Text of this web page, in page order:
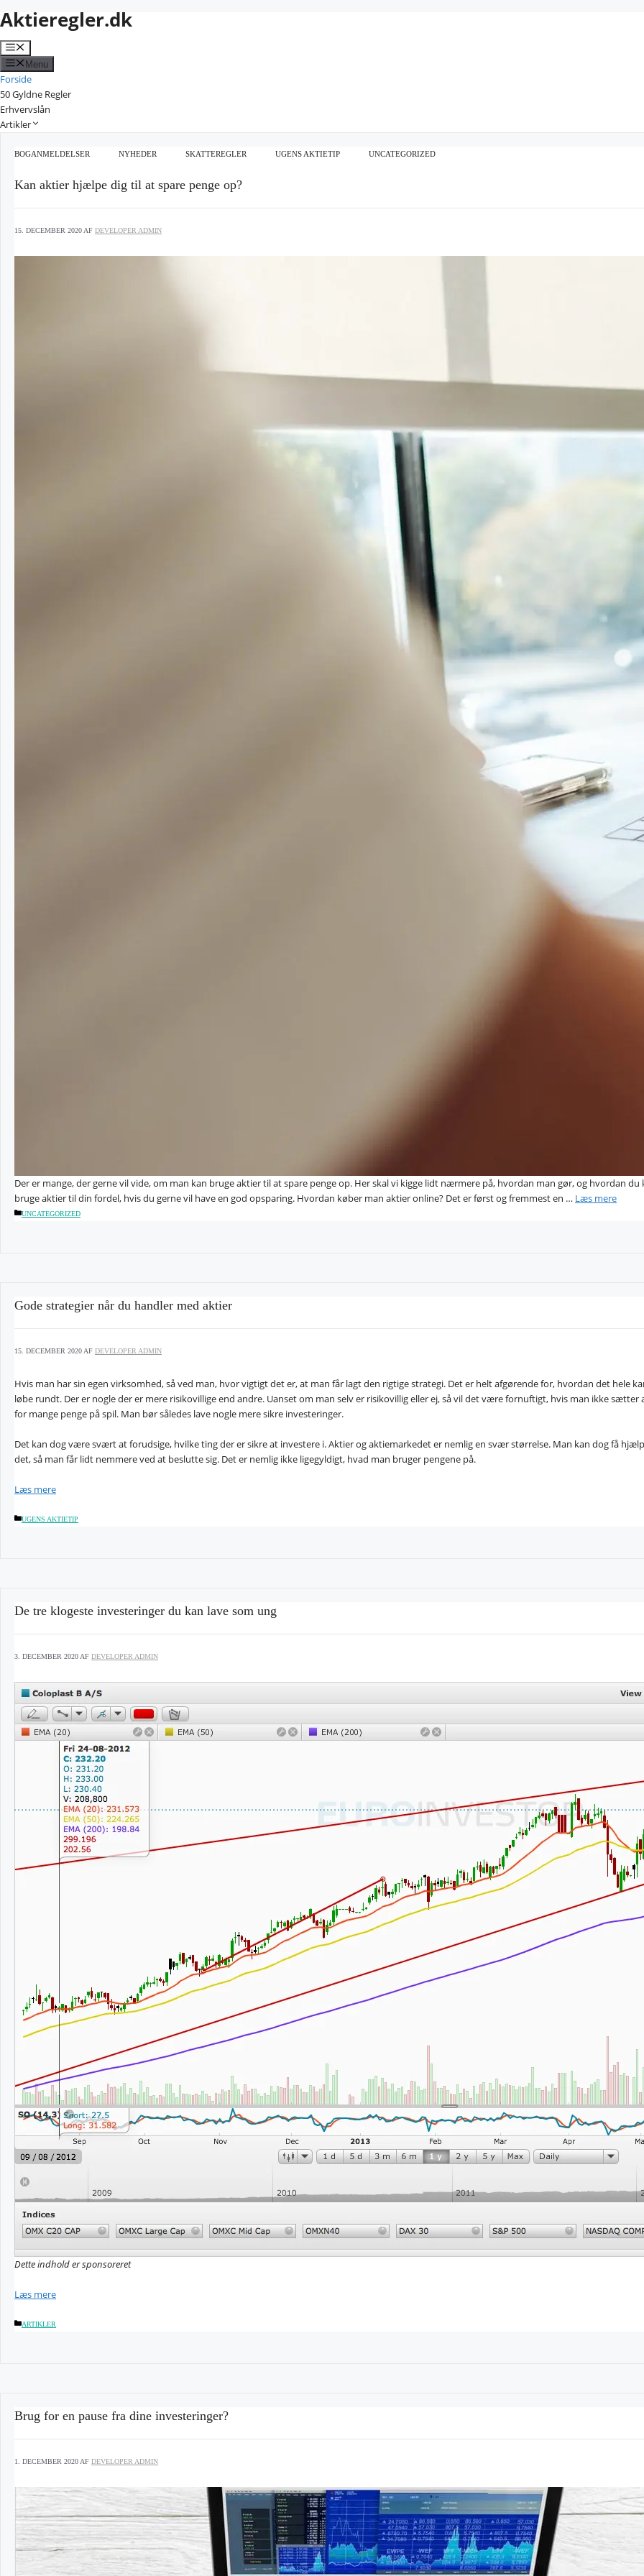
Hop
indhold
Aktieregler.dk
Menu
Menu
Forside
50 Gyldne Regler
Erhvervslån
Artikler
BOGANMELDELSER NYHEDER SKATTEREGLER UGENS AKTIETIP UNCATEGORIZED
Kan aktier hjælpe dig til at spare penge op?
15. DECEMBER 2020AF DEVELOPER ADMIN
Der er mange, der gerne vil vide, om man kan bruge aktier til at spare penge op. Her skal vi kigge lidt nærmere på, hvordan man gør, og hvordan du
bruge aktier til din fordel, hvis du gerne vil have en god opsparing. Hvordan køber man aktier online? Det er først og fremmest en … Læs mere
KATEGORIER
UNCATEGORIZED
Gode strategier når du handler med aktier
15. DECEMBER 2020AF DEVELOPER ADMIN
Hvis man har sin egen virksomhed, så ved man, hvor vigtigt det er, at man får lagt den rigtige strategi. Det er helt afgørende for, hvordan det hele
løbe rundt. Der er nogle der er mere risikovillige end andre. Uanset om man selv er risikovillig eller ej, så vil det være fornuftigt, hvis man ikke sætter
for mange penge på spil. Man bør således lave nogle mere sikre investeringer.
Det kan dog være svært at forudsige, hvilke ting der er sikre at investere i. Aktier og aktiemarkedet er nemlig en svær størrelse. Man kan dog få
det, så man får lidt nemmere ved at beslutte sig. Det er nemlig ikke ligegyldigt, hvad man bruger pengene på.
Læs mere
KATEGORIER
UGENS AKTIETIP
De tre klogeste investeringer du kan lave som ung
3. DECEMBER 2020AF DEVELOPER ADMIN
Dette indhold er sponsoreret
Læs mere
KATEGORIER
ARTIKLER
Brug for en pause fra dine investeringer?
1. DECEMBER 2020AF DEVELOPER ADMIN